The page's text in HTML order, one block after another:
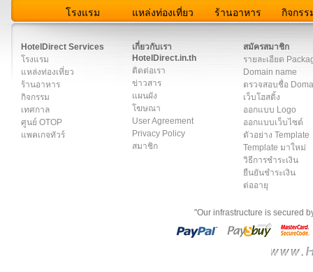
โรงแรม แหล่งท่องเที่ยว ร้านอาหาร กิจกรร
HotelDirect Services
โรงแรม
แหล่งท่องเที่ยว
ร้านอาหาร
กิจกรรม
เทศกาล
ศูนย์ OTOP
แพคเกจทัวร์
เกี่ยวกับเรา
HotelDirect.in.th
ติดต่อเรา
ข่าวสาร
แผนผัง
โฆษณา
User Agreement
Privacy Policy
สมาชิก
สมัครสมาชิก
รายละเอียด
Domain name
ตรวจสอบชื่อ
เว็บโฮสติ้ง
ออกแบบ Logo
ออกแบบเว็บไซต์
ตัวอย่าง Template
Template มาใหม่
วิธีการชำระเงิน
ยืนยันชำระเงิน
ต่ออายุ
"Our infrastructure is secured